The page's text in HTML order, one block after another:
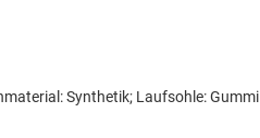
Synthetik; Laufsohle: Gummi